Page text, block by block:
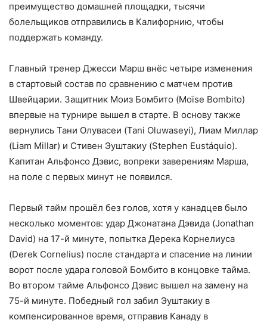
преимущество домашней площадки, тысячи
болельщиков отправились в Калифорнию, чтобы
поддержать команду.
Главный тренер Джесси Марш внёс четыре изменения
в стартовый состав по сравнению с матчем против
Швейцарии. Защитник Моиз Бомбито (Moïse Bombito)
впервые на турнире вышел в старте. В основу также
вернулись Тани Олувасеи (Tani Oluwaseyi), Лиам Миллар
(Liam Millar) и Стивен Эуштакиу (Stephen Eustáquio).
Капитан Альфонсо Дэвис, вопреки заверениям Марша,
на поле с первых минут не появился.
Первый тайм прошёл без голов, хотя у канадцев было
несколько моментов: удар Джонатана Дэвида (Jonathan
David) на 17-й минуте, попытка Дерека Корнелиуса
(Derek Cornelius) после стандарта и спасение на линии
ворот после удара головой Бомбито в концовке тайма.
Во втором тайме Альфонсо Дэвис вышел на замену на
75-й минуте. Победный гол забил Эуштакиу в
компенсированное время, отправив Канаду в